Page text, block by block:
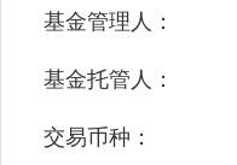
基金管理人：
基金托管人：
交易币种：